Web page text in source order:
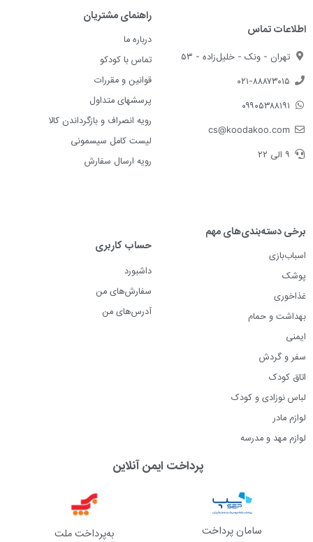
اطلاعات تماس
تهران - ونک - خلیل‌زاده - ۵۳
۰۲۱-۸۸۸۷۳۰۱۵
۰۹۹۰۵۳۸۸۱۹۱
cs@koodakoo.com
۹ الی ۲۲
راهنمای مشتریان
درباره ما
تماس با کودکو
قوانین و مقررات
پرسشهای متداول
رویه انصراف و بازگرداندن کالا
لیست کامل سیسمونی
رویه ارسال سفارش
برخی دسته‌بندی‌های مهم
اسباب‌بازی
پوشک
غذاخوری
بهداشت و حمام
ایمنی
سفر و گردش
اتاق کودک
لباس نوزادی و کودک
لوازم مادر
لوازم مهد و مدرسه
حساب کاربری
داشبورد
سفارش‌های من
آدرس‌های من
پرداخت ایمن آنلاین
سامان پرداخت به‌پرداخت ملت